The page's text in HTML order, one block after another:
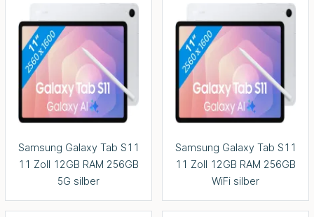
Samsung Galaxy Tab S11
11 Zoll 12GB RAM 256GB
5G silber
Samsung Galaxy Tab S11
11 Zoll 12GB RAM 256GB
WiFi silber